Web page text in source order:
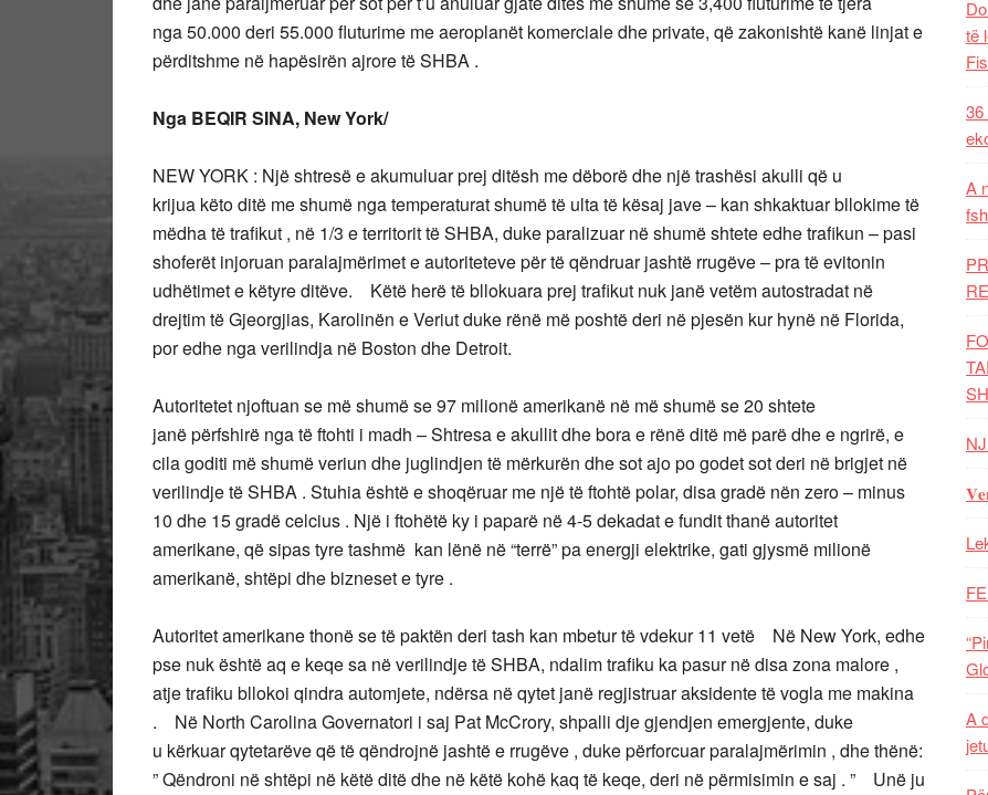
nga 50.000 deri 55.000 fluturime me aeroplanët komerciale dhe private, që zakonishtë kanë linjat e
përditshme në hapësirën ajrore të SHBA .
Nga BEQIR SINA, New York/
NEW YORK : Një shtresë e akumuluar prej ditësh me dëborë dhe një trashësi akulli që u
krijua këto ditë me shumë nga temperaturat shumë të ulta të kësaj jave – kan shkaktuar bllokime të
mëdha të trafikut , në 1/3 e territorit të SHBA, duke paralizuar në shumë shtete edhe trafikun – pasi
shoferët injoruan paralajmërimet e autoriteteve për të qëndruar jashtë rrugëve – pra të evitonin
udhëtimet e këtyre ditëve. Këtë herë të bllokuara prej trafikut nuk janë vetëm autostradat në
drejtim të Gjeorgjias, Karolinën e Veriut duke rënë më poshtë deri në pjesën kur hynë në Florida,
por edhe nga verilindja në Boston dhe Detroit.
Autoritetet njoftuan se më shumë se 97 milionë amerikanë në më shumë se 20 shtete
janë përfshirë nga të ftohti i madh – Shtresa e akullit dhe bora e rënë ditë më parë dhe e ngrirë, e
cila goditi më shumë veriun dhe juglindjen të mërkurën dhe sot ajo po godet sot deri në brigjet në
verilindje të SHBA . Stuhia është e shoqëruar me një të ftohtë polar, disa gradë nën zero – minus
10 dhe 15 gradë celcius . Një i ftohëtë ky i paparë në 4-5 dekadat e fundit thanë autoritet
amerikane, që sipas tyre tashmë kan lënë në “terrë” pa energji elektrike, gati gjysmë milionë
amerikanë, shtëpi dhe bizneset e tyre .
Autoritet amerikane thonë se të paktën deri tash kan mbetur të vdekur 11 vetë Në New York, edhe
pse nuk është aq e keqe sa në verilindje të SHBA, ndalim trafiku ka pasur në disa zona malore ,
atje trafiku bllokoi qindra automjete, ndërsa në qytet janë regjistruar aksidente të vogla me makina
. Në North Carolina Governatori i saj Pat McCrory, shpalli dje gjendjen emergjente, duke
u kërkuar qytetarëve që të qëndrojnë jashtë e rrugëve , duke përforcuar paralajmërimin , dhe thënë:
” Qëndroni në shtëpi në këtë ditë dhe në këtë kohë kaq të keqe, deri në përmisimin e saj . ” Unë ju
të
36
A
A